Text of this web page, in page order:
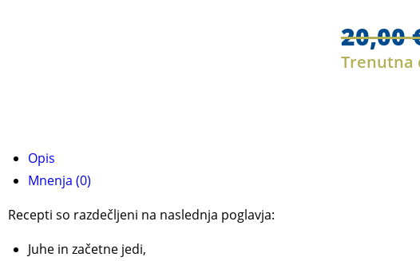
20,00
Trenutna
Opis
Mnenja (0)
Recepti so razdečljeni na naslednja poglavja:
Juhe in začetne jedi,